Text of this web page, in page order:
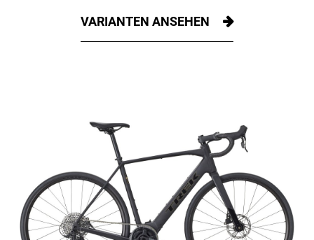
VARIANTEN ANSEHEN